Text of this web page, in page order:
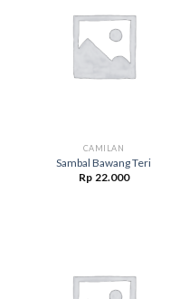
CAMILAN
Sambal Bawang Teri
Rp 22.000